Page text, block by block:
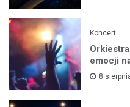
Koncert
emocji
8